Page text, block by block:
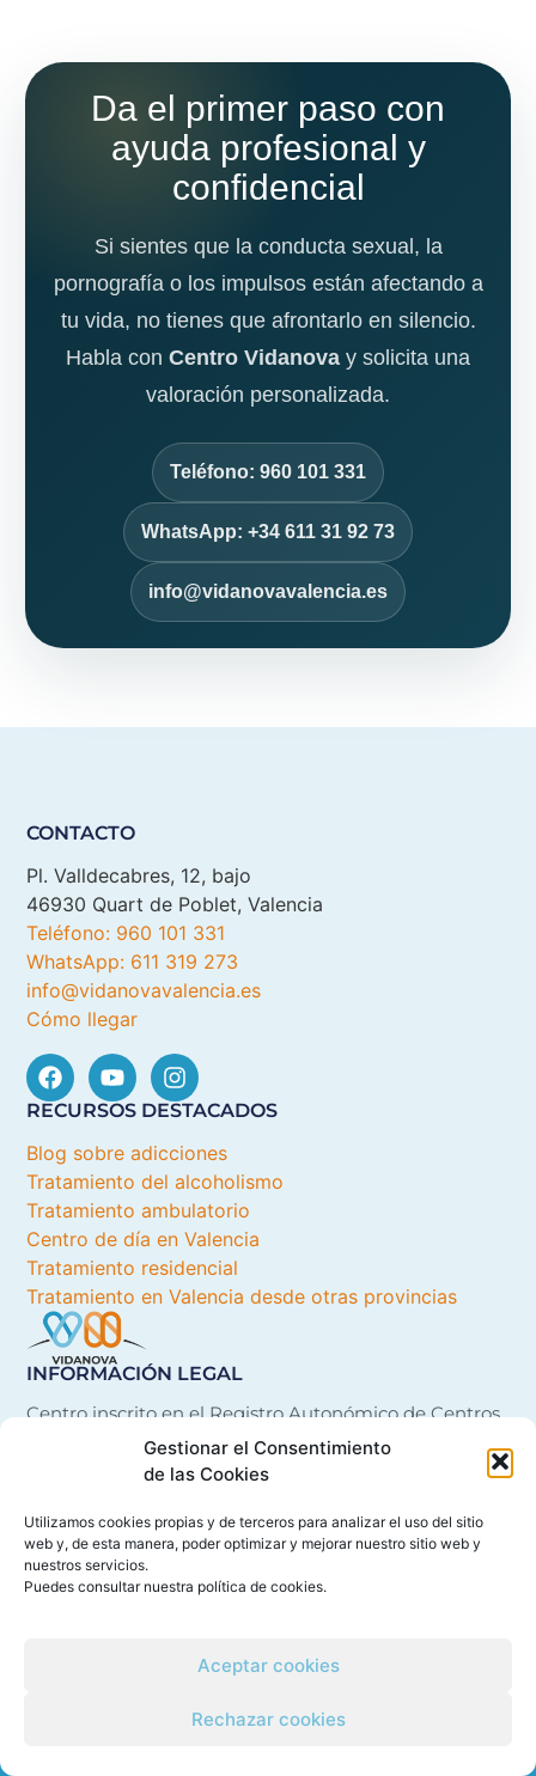
Gestionar el Consentimiento
de las Cookies
Utilizamos cookies propias y de terceros para analizar el uso del sitio
web y, de esta manera, poder optimizar y mejorar nuestro sitio web y
nuestros servicios.
Puedes consultar nuestra política de cookies.
Aceptar cookies
Rechazar cookies
Da el primer paso con
ayuda profesional y
confidencial
Si sientes que la conducta sexual, la
pornografía o los impulsos están afectando a
tu vida, no tienes que afrontarlo en silencio.
Habla con Centro Vidanova y solicita una
valoración personalizada.
Teléfono: 960 101 331
WhatsApp: +34 611 31 92 73
info@vidanovavalencia.es
CONTACTO
Pl. Valldecabres, 12, bajo
46930 Quart de Poblet, Valencia
Teléfono: 960 101 331
WhatsApp: 611 319 273
info@vidanovavalencia.es
Cómo llegar
RECURSOS DESTACADOS
Blog sobre adicciones
Tratamiento del alcoholismo
Tratamiento ambulatorio
Centro de día en Valencia
Tratamiento residencial
Tratamiento en Valencia desde otras provincias
INFORMACIÓN LEGAL
Centro inscrito en el Registro Autonómico de Centros,
Servicios y Establecimientos Sanitarios de la
Comunitat Valenciana con el número 21614